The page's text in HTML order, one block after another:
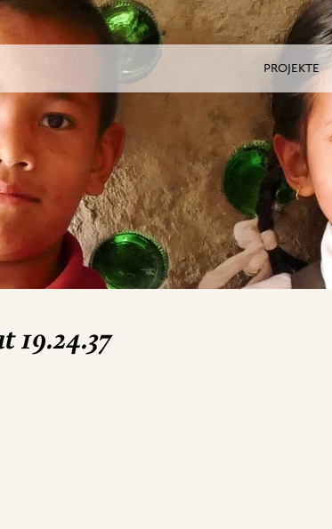
PROJEKTE
19.24.37